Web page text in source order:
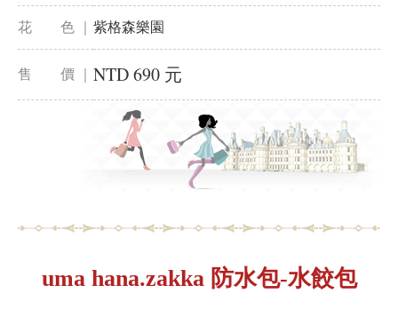
花 色 ｜ 紫格森樂園
售 價 ｜ NTD 690 元
uma hana.zakka 防水包-水餃包